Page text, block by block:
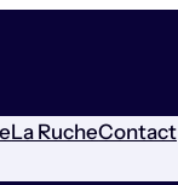
La RucheContact